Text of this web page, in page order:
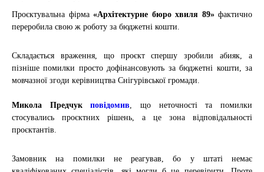
Проєктувальна фірма «Архітектурне бюро хвиля 89»фактично
переробила свою ж роботу за бюджетні кошти.
Складається враження, що проєкт спершу зробили абияк, а
пізніше помилки просто дофінансовують за бюджетні кошти, за
мовчазної згоди керівництва Снігурівської громади.
Микола Предчукповідомив, що неточності та помилки
стосувались проєктних рішень, а це зона відповідальності
проєктантів.
Замовник на помилки не реагував, бо у штаті немає